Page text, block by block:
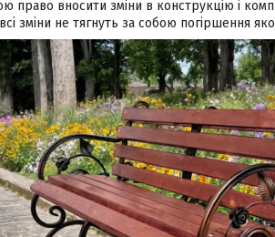
право вносити зміни в конструкцію і
зміни не тягнуть за собою погіршення